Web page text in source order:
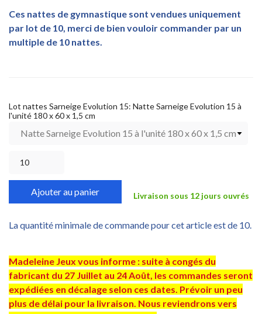
Ces nattes de gymnastique sont vendues uniquement
par lot de 10, merci de bien vouloir commander par un
multiple de 10 nattes.
Lot nattes Sarneige Evolution 15: Natte Sarneige Evolution 15 à
l'unité 180 x 60 x 1,5 cm
Ajouter au panier Livraison sous 12 jours ouvrés
La quantité minimale de commande pour cet article est de 10.
Madeleine Jeux vous informe : suite à congés du
fabricant du 27 Juillet au 24 Août, les commandes seront
expédiées en décalage selon ces dates. Prévoir un peu
plus de délai pour la livraison. Nous reviendrons vers